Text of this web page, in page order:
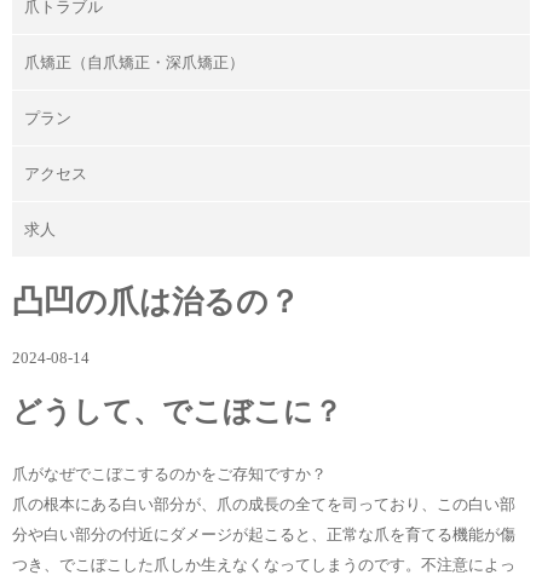
爪トラブル
爪矯正（自爪矯正・深爪矯正）
プラン
アクセス
求人
凸凹の爪は治るの？
2024-08-14
どうして、でこぼこに？
爪がなぜでこぼこするのかをご存知ですか？
爪の根本にある白い部分が、爪の成長の全てを司っており、この白い部
分や白い部分の付近にダメージが起こると、正常な爪を育てる機能が傷
つき、でこぼこした爪しか生えなくなってしまうのです。不注意によっ